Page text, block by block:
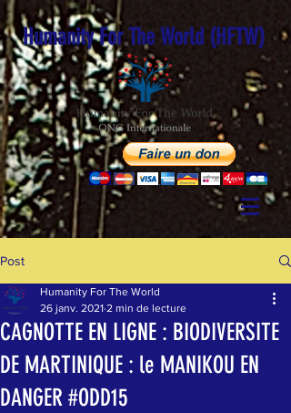
Humanity For The World (HFTW)
Post
CAGNOTTE EN LIGNE : BIODIVERSITE
DE MARTINIQUE : le MANIKOU EN
DANGER #ODD15
Humanity For The World
26 janv. 2021 2 min de lecture